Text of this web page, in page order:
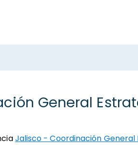
General
Jalisco - Coordinación